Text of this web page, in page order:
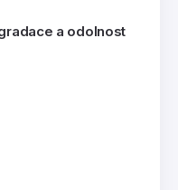
a odolnost